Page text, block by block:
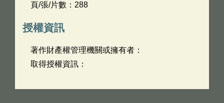
頁/張/片數：288
授權資訊
著作財產權管理機關或擁有者：
取得授權資訊：